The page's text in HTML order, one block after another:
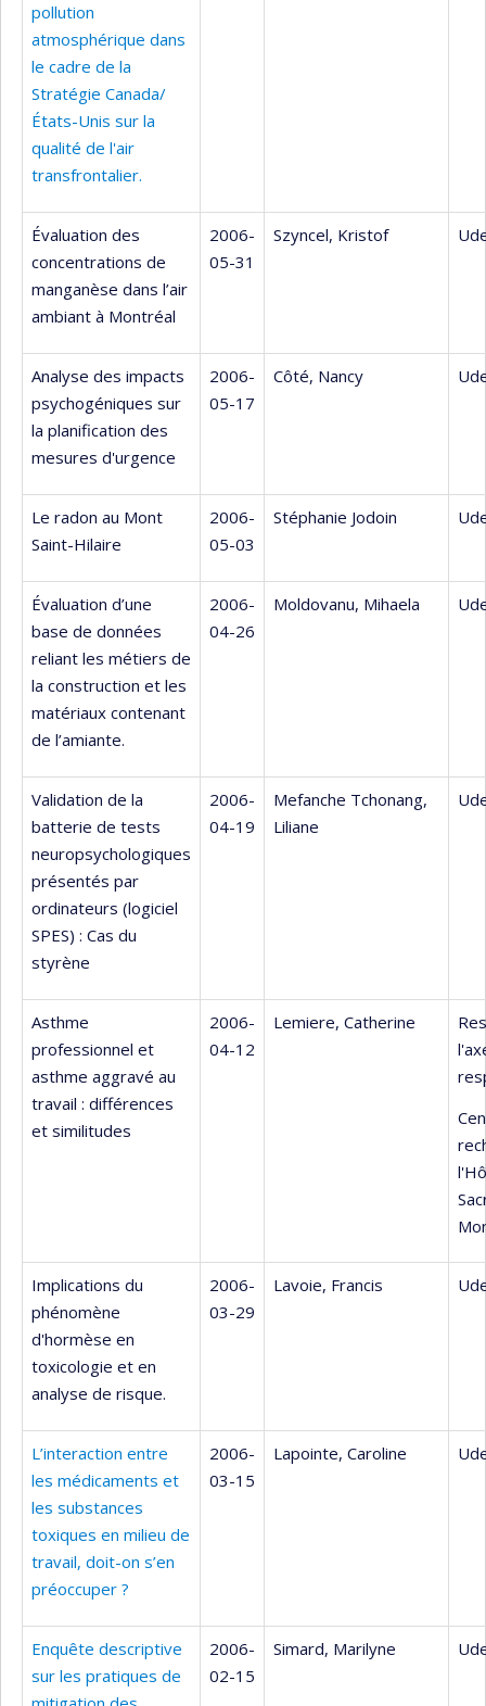
pollution
atmosphérique dans
le cadre de la
Stratégie Canada/
États-Unis sur la
qualité de l'air
transfrontalier.
Évaluation des
concentrations de
manganèse dans l’air
ambiant à Montréal
2006-
05-31
Szyncel, Kristof
Analyse des impacts
psychogéniques sur
la planification des
mesures d'urgence
2006-
05-17
Côté, Nancy
Le radon au Mont
Saint-Hilaire
2006-
05-03
Stéphanie Jodoin
Évaluation d’une
base de données
reliant les métiers de
la construction et les
matériaux contenant
de l’amiante.
2006-
04-26
Moldovanu, Mihaela
Validation de la
batterie de tests
neuropsychologiques
présentés par
ordinateurs (logiciel
SPES) : Cas du
styrène
2006-
04-19
Mefanche Tchonang,
Liliane
Asthme
professionnel et
asthme aggravé au
travail : différences
et similitudes
2006-
04-12
Lemiere, Catherine
Implications du
phénomène
d'hormèse en
toxicologie et en
analyse de risque.
2006-
03-29
Lavoie, Francis
L’interaction entre
les médicaments et
les substances
toxiques en milieu de
travail, doit-on s’en
préoccuper ?
2006-
03-15
Lapointe, Caroline
Enquête descriptive
sur les pratiques de
2006-
02-15
Simard, Marilyne